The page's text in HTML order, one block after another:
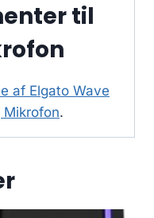
til
af Elgato Wave
Mikrofon.